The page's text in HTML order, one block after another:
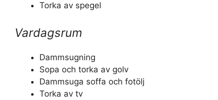
Torka av spegel
Vardagsrum
Dammsugning
Sopa och torka av golv
Dammsuga soffa och fotölj
Torka av tv